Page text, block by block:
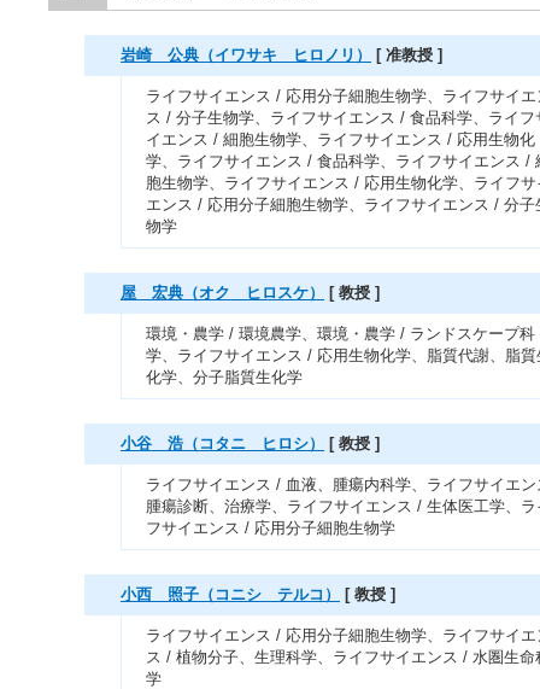
岩崎 公典（イワサキ ヒロノリ） [ 准教授 ]
ライフサイエンス / 応用分子細胞生物学、ライフサイエ
ス / 分子生物学、ライフサイエンス / 食品科学、ライフ
イエンス / 細胞生物学、ライフサイエンス / 応用生物化
学、ライフサイエンス / 食品科学、ライフサイエンス /
胞生物学、ライフサイエンス / 応用生物化学、ライフサ
エンス / 応用分子細胞生物学、ライフサイエンス / 分子
物学
屋 宏典（オク ヒロスケ） [ 教授 ]
環境・農学 / 環境農学、環境・農学 / ランドスケープ科
学、ライフサイエンス / 応用生物化学、脂質代謝、脂質
化学、分子脂質生化学
小谷 浩（コタニ ヒロシ） [ 教授 ]
ライフサイエンス / 血液、腫瘍内科学、ライフサイエ
腫瘍診断、治療学、ライフサイエンス / 生体医工学、ラ
フサイエンス / 応用分子細胞生物学
小西 照子（コニシ テルコ） [ 教授 ]
ライフサイエンス / 応用分子細胞生物学、ライフサイエ
ス / 植物分子、生理科学、ライフサイエンス / 水圏生命
学